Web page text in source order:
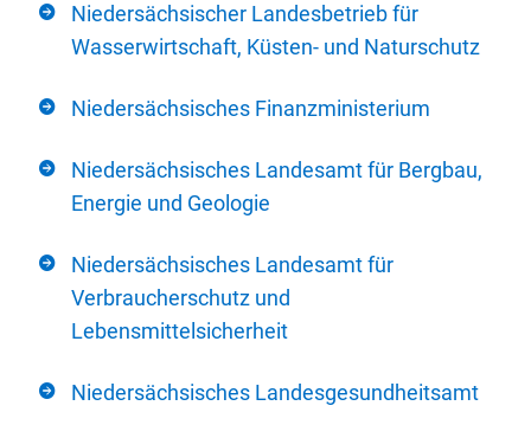
Niedersächsischer Landesbetrieb für
Wasserwirtschaft, Küsten- und Naturschutz
Niedersächsisches Finanzministerium
Niedersächsisches Landesamt für Bergbau,
Energie und Geologie
Niedersächsisches Landesamt für
Verbraucherschutz und
Lebensmittelsicherheit
Niedersächsisches Landesgesundheitsamt